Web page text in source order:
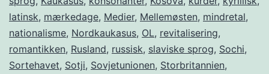
latinsk, mærkedage, Medier, Mellemøsten, mindretal,
nationalisme, Nordkaukasus, OL, revitalisering,
romantikken, Rusland, russisk, slaviske sprog, Sochi,
Sortehavet, Sotji, Sovjetunionen, Storbritannien,